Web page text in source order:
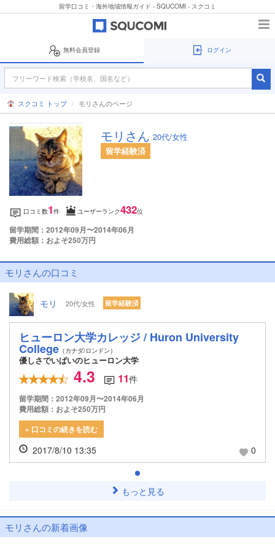
留学口コミ・海外地域情報ガイド - SQUCOMI - スクコミ
無料会員登録 ログイン
スクコミ トップ モリさんのページ
モリさん 20代/女性
留学経験済
口コミ数1件 ユーザーランク432位
留学期間：2012年09月〜2014年06月
費用総額：およそ250万円
モリさんの口コミ
モリ 20代/女性 留学経験済
ヒューロン大学カレッジ / Huron University
College （カナダ/ロンドン）
優しさでいぱいのヒューロン大学
4.3 11件
留学期間：2012年09月〜2014年06月
費用総額：およそ250万円
» 口コミの続きを読む
2017/8/10 13:35 0
もっと見る
モリさんの新着画像